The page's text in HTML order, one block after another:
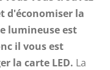
d'économiser la
lumineuse est
il vous est
la carte LED. La